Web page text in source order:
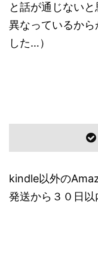
と話が通じない
異なっているか
した…）
kindle以外の
発送から３０日以